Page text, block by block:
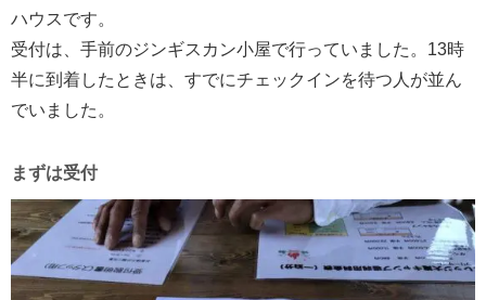
ハウスです。
受付は、手前のジンギスカン小屋で行っていました。13時
半に到着したときは、すでにチェックインを待つ人が並ん
でいました。
まずは受付